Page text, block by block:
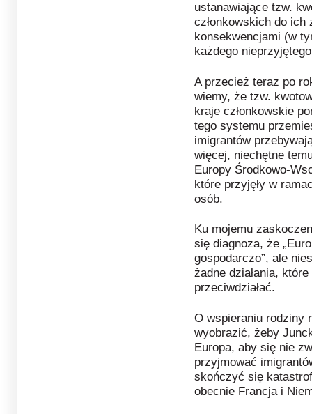
ustanawiające tzw.
członkowskich do
konsekwencjami (w
każdego
A przecież teraz po
wiemy, że tzw.
kraje członkowskie
tego systemu
imigrantów
więcej, niechętne
Europy Środkowo-
które przyjęły w
osób.
Ku mojemu
się diagnoza, że
gospodarczo”, ale
żadne działania,
przeciwdziałać.
O wspieraniu rodziny
wyobrazić, żeby
Europa, aby się nie
przyjmować
skończyć się
obecnie Francja i